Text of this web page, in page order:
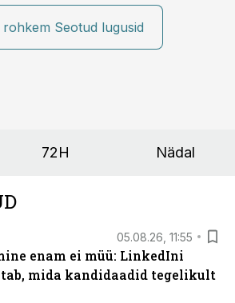
ettevõtted üha enam paikasid,
inimesed töörežiimist välja
rahulikumaks ja
rohkem Seotud lugusid
72H Nädal
05.08.26, 11:55
enam ei müü: LinkedIni
mida kandidaadid tegelikult